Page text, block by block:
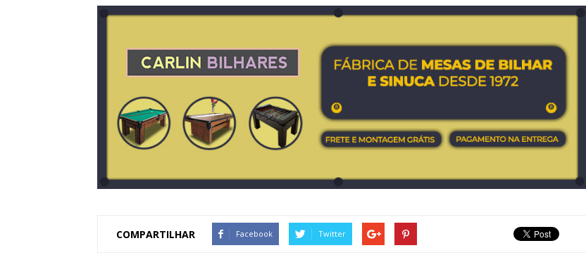
COMPARTILHAR Facebook Twitter